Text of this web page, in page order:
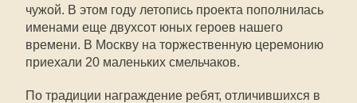
чужой. В этом году летопись проекта пополнилась
именами еще двухсот юных героев нашего
времени. В Москву на торжественную церемонию
приехали 20 маленьких смельчаков.
По традиции награждение ребят, отличившихся в